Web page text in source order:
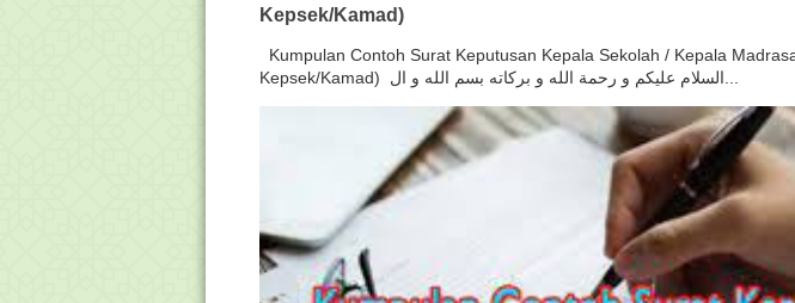
Kepsek/Kamad)
Kumpulan Contoh Surat Keputusan Kepala Sekolah / Kepala